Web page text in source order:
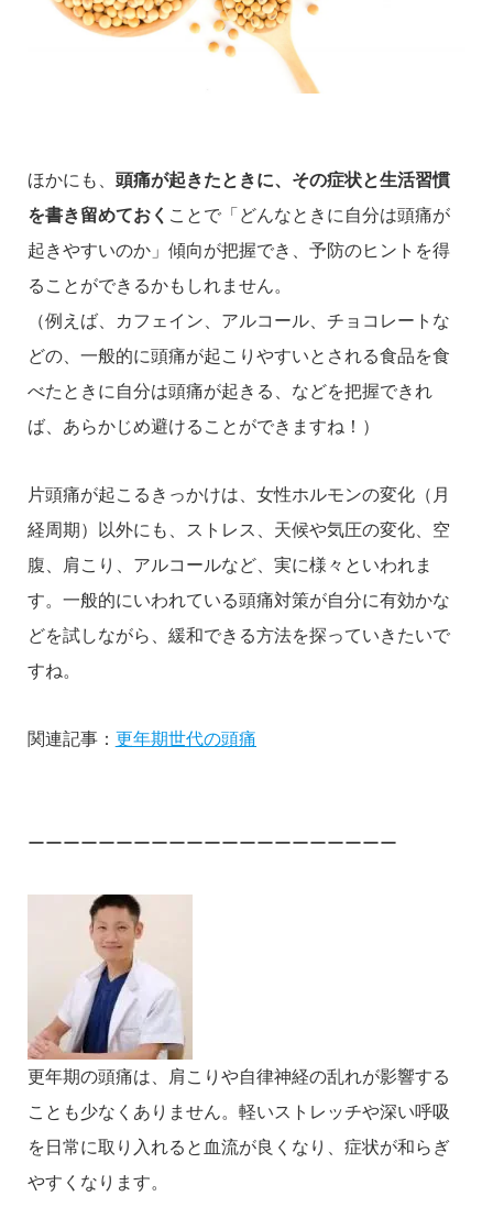
ほかにも、 頭痛が起きたときに、その症状と生活習慣
を書き留めておく ことで「どんなときに自分は頭痛が
起きやすいのか」傾向が把握でき、予防のヒントを得
ることができるかもしれません。
（例えば、カフェイン、アルコール、チョコレートな
どの、一般的に頭痛が起こりやすいとされる食品を食
べたときに自分は頭痛が起きる、などを把握できれ
ば、あらかじめ避けることができますね！）
片頭痛が起こるきっかけは、女性ホルモンの変化（月
経周期）以外にも、ストレス、天候や気圧の変化、空
腹、肩こり、アルコールなど、実に様々といわれま
す。一般的にいわれている頭痛対策が自分に有効かな
どを試しながら、緩和できる方法を探っていきたいで
すね。
関連記事： 更年期世代の頭痛
ーーーーーーーーーーーーーーーーーーーーー
更年期の頭痛は、肩こりや自律神経の乱れが影響する
ことも少なくありません。軽いストレッチや深い呼吸
を日常に取り入れると血流が良くなり、症状が和らぎ
やすくなります。